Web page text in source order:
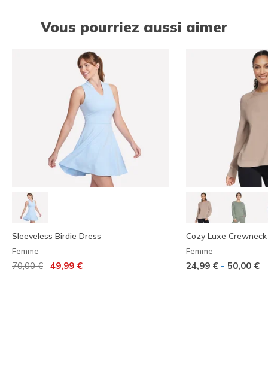
Vous pourriez aussi aimer
Sleeveless Birdie Dress
Femme
Prix réduit de
70,00 € 49,99 €
Cozy Luxe Crewneck
Femme
24,99 € - 50,00 €